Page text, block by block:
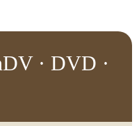
· DVD ·